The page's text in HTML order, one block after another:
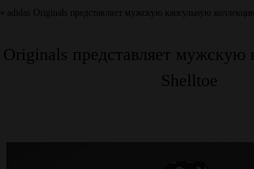
» adidas Originals представляет мужскую капсульную
Originals представляет
Shelltoe